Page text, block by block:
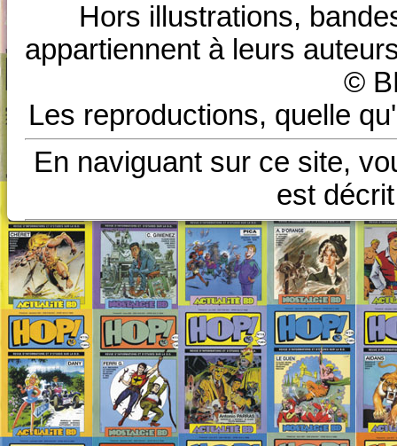
Hors illustrations,
appartiennent à leurs
©
Les reproductions, quelle
En naviguant sur ce site,
est